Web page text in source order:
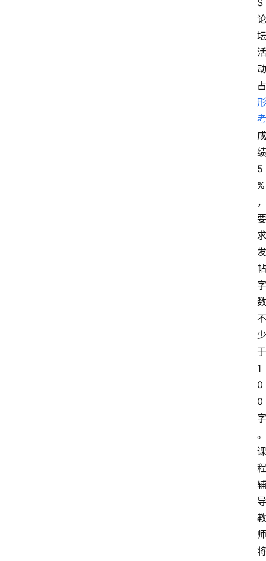
S
论
坛
活
动
占
形
考
成
绩
5
%
，
要
求
发
帖
字
数
不
少
于
1
0
0
字
。
课
程
辅
导
教
师
将